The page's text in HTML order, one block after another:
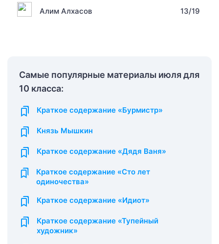
Алим Алхасов 13/19
Самые популярные материалы июля для
10 класса:
Краткое содержание «Бурмистр»
Князь Мышкин
Краткое содержание «Дядя Ваня»
Краткое содержание «Сто лет
одиночества»
Краткое содержание «Идиот»
Краткое содержание «Тупейный
художник»